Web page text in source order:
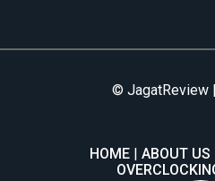
© JagatReview
HOME ABOUT US